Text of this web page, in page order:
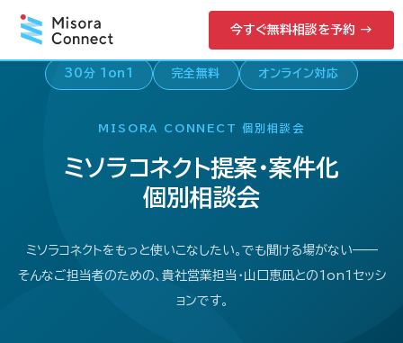
今すぐ無料相談を予約 →
30分 1on1 完全無料 オンライン対応
MISORA CONNECT 個別相談会
ミソラコネクト提案・案件化
個別相談会
ミソラコネクトをもっと使いこなしたい。でも聞ける場がない——
そんなご担当者のための、貴社営業担当・山口恵凪との1on1セッシ
ョンです。